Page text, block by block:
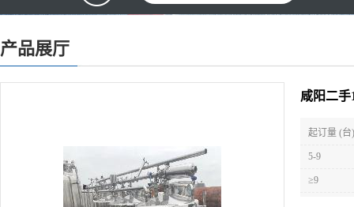
产品展厅
咸阳二
起订量 (台)
5-9
≥9